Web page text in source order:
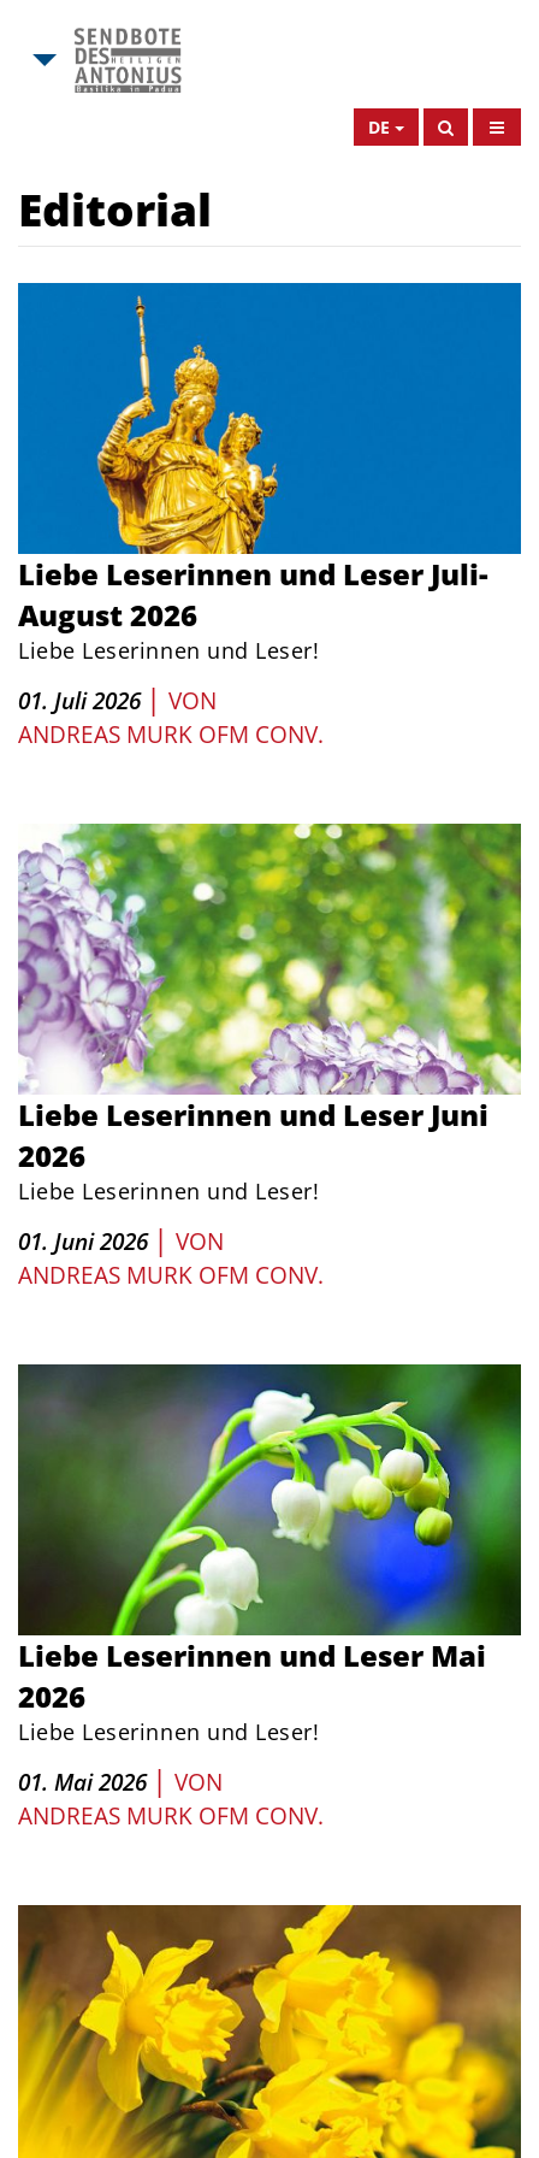
DE
Editorial
Liebe Leserinnen und Leser Juli-
August 2026
Liebe Leserinnen und Leser!
01. Juli 2026 | VON
ANDREAS MURK OFM CONV.
Liebe Leserinnen und Leser Juni
2026
Liebe Leserinnen und Leser!
01. Juni 2026 | VON
ANDREAS MURK OFM CONV.
Liebe Leserinnen und Leser Mai
2026
Liebe Leserinnen und Leser!
01. Mai 2026 | VON
ANDREAS MURK OFM CONV.